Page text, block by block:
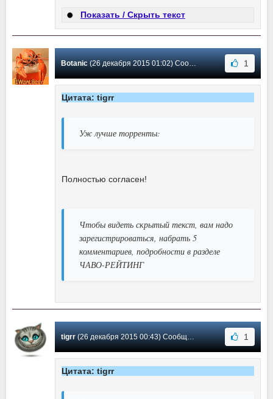
Показать / Скрыть текст
Botanic(26 декабря 2015 01:02) Сообщение #235 1
Цитата: tigrr
Уж лучше торренты:
Полностью согласен!
Чтобы видеть скрытый текст, вам надо
зарегистрироваться, набрать 5
комментариев, подробности в разделе
ЧАВО-РЕЙТИНГ
tigrr(26 декабря 2015 00:43) Сообщение #234 1
Цитата: tigrr